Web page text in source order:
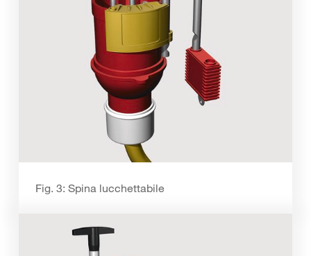
Fig. 3: Spina lucchettabile